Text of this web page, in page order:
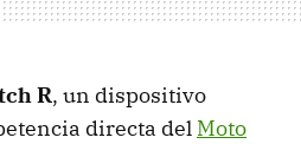
R, un dispositivo
directa del Moto